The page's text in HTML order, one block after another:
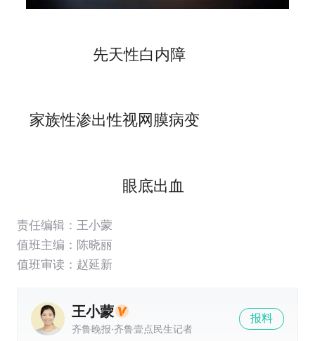
先天性白内障
家族性渗出性视网膜病变
眼底出血
责任编辑：王小蒙
值班主编： 陈晓丽
值班审读：赵延新
王小蒙
齐鲁晚报·齐鲁壹点民生记者
报料